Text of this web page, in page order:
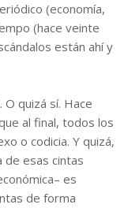
(economía,
(hace veinte
están ahí y
quizá sí. Hace
al final, todos los
o codicia. Y quizá,
de esas cintas
es
de forma